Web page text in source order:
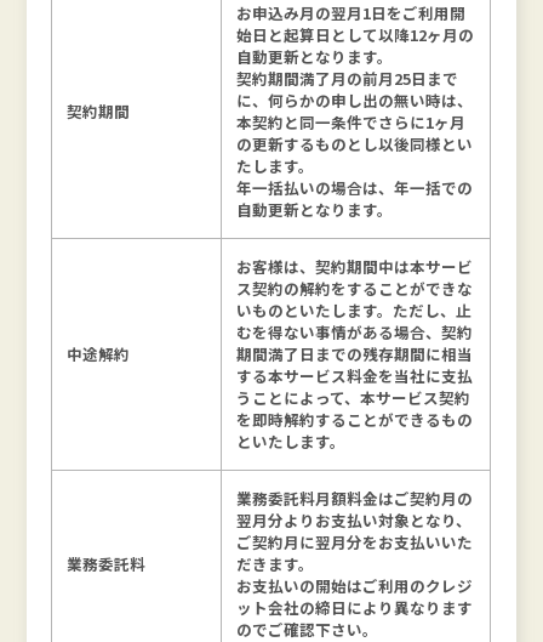
契約期間
お申込み月の翌月1日をご利用開
始日と起算日として以降12ヶ月の
自動更新となります。
契約期間満了月の前月25日まで
に、何らかの申し出の無い時は、
本契約と同一条件でさらに1ヶ月
の更新するものとし以後同様とい
たします。
年一括払いの場合は、年一括での
自動更新となります。
中途解約
お客様は、契約期間中は本サービ
ス契約の解約をすることができな
いものといたします。ただし、止
むを得ない事情がある場合、契約
期間満了日までの残存期間に相当
する本サービス料金を当社に支払
うことによって、本サービス契約
を即時解約することができるもの
といたします。
業務委託料
業務委託料月額料金はご契約月の
翌月分よりお支払い対象となり、
ご契約月に翌月分をお支払いいた
だきます。
お支払いの開始はご利用のクレジ
ット会社の締日により異なります
のでご確認下さい。